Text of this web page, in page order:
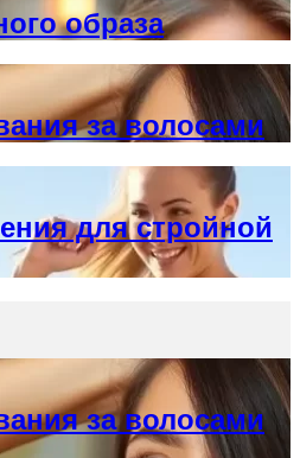
образа
за волосами
для стройной
за волосами